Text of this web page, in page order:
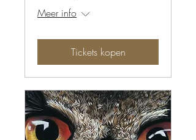
Meer info
Tickets kopen